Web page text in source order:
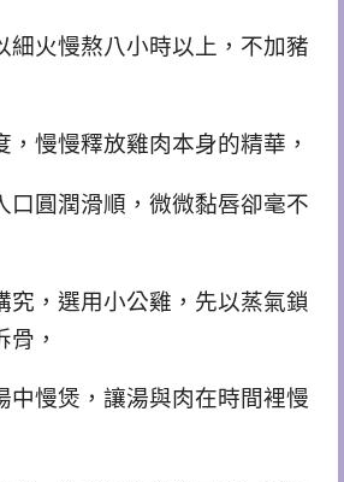
細火慢熬八小時以上，不加豬
，慢慢釋放雞肉本身的精華，
口圓潤滑順，微微黏唇卻毫不
， 選用小公雞，先以蒸氣鎖
，
中慢煲，讓湯與肉在時間裡慢